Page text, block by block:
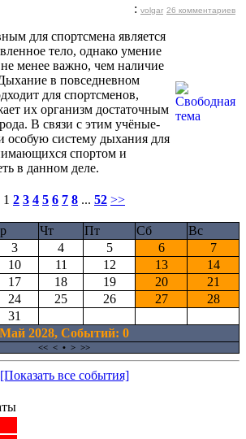
: volgar 26 комментариев
для спортсмена является
тело, однако умение
менее важно, чем наличие
в повседневном
для спортсменов,
их организм достаточным
В связи с этим учёные-
особую систему дыхания для
спортом и
в данном деле.
1 2 3 4 5 6 7 8 ... 52 >>
Чт Пт Сб
Вс
3 4 5 6
7
10 11 12 13
14
17 18 19 20
21
24 25 26 27
28
31
Май 2028, Cобытий: 0
<< < • > >>
[Показать все события]